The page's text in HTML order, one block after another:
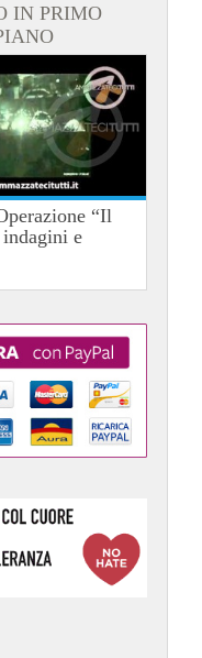
IN PRIMO
“Il
e